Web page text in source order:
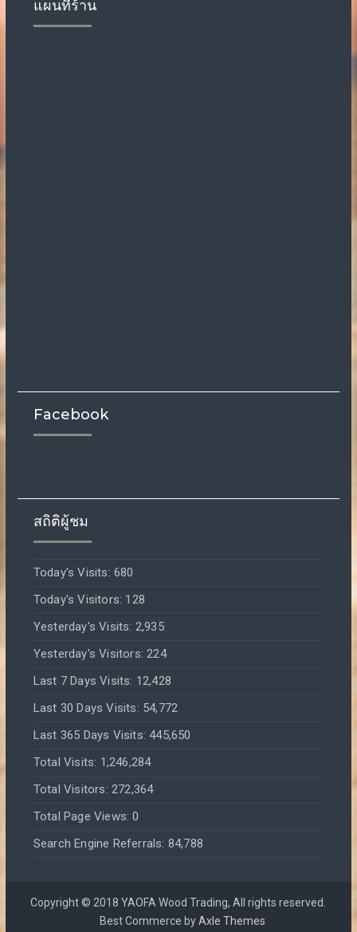
แผนที่ร้าน
Facebook
สถิติผู้ชม
Today's Visits: 680
Today's Visitors: 128
Yesterday's Visits: 2,935
Yesterday's Visitors:224
Last 7 Days Visits: 12,428
Last 30 Days Visits: 54,772
Last 365 Days Visits:445,650
Total Visits: 1,246,284
Total Visitors: 272,364
Total Page Views:0
Search Engine Referrals: 84,788
Copyright © 2018 YAOFA Wood Trading, All rights reserved.
Best Commerce byAxle Themes